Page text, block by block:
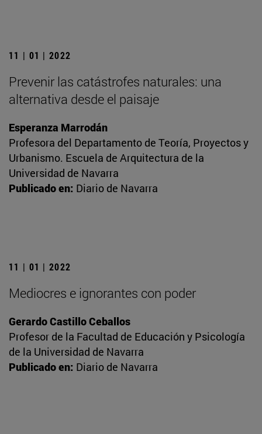
11 | 01 | 2022
Prevenir las catástrofes naturales: una
alternativa desde el paisaje
Esperanza Marrodán
Profesora del Departamento de Teoría, Proyectos y
Urbanismo. Escuela de Arquitectura de la
Universidad de Navarra
Publicado en: Diario de Navarra
11 | 01 | 2022
Mediocres e ignorantes con poder
Gerardo Castillo Ceballos
Profesor de la Facultad de Educación y Psicología
de la Universidad de Navarra
Publicado en: Diario de Navarra